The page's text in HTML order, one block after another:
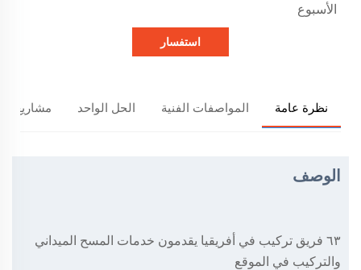
الأسبوع
استفسار
نظرة عامة المواصفات الفنية الحل الواحد مشاريع
الوصف
٦٣ فريق تركيب في أفريقيا يقدمون خدمات المسح الميداني
والتركيب في الموقع